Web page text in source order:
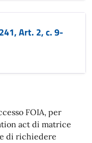
Art. 2, c. 9-
FOIA, per
act di matrice
di richiedere